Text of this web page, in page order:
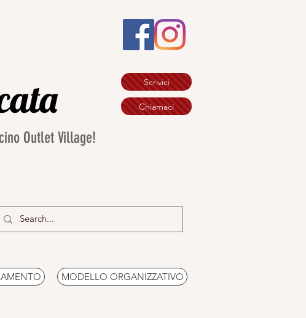
Scrivici
Chiamaci
Outlet Village!
MODELLO ORGANIZZATIVO